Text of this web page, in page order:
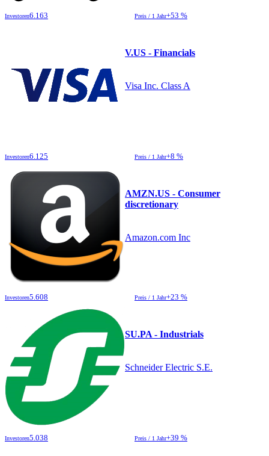
Investoren6.163 Preis / 1 Jahr+53 %
V.US - Financials
Visa Inc. Class A
Investoren6.125 Preis / 1 Jahr+8 %
AMZN.US - Consumer
discretionary
Amazon.com Inc
Investoren5.608 Preis / 1 Jahr+23 %
SU.PA - Industrials
Schneider Electric S.E.
Investoren5.038 Preis / 1 Jahr+39 %